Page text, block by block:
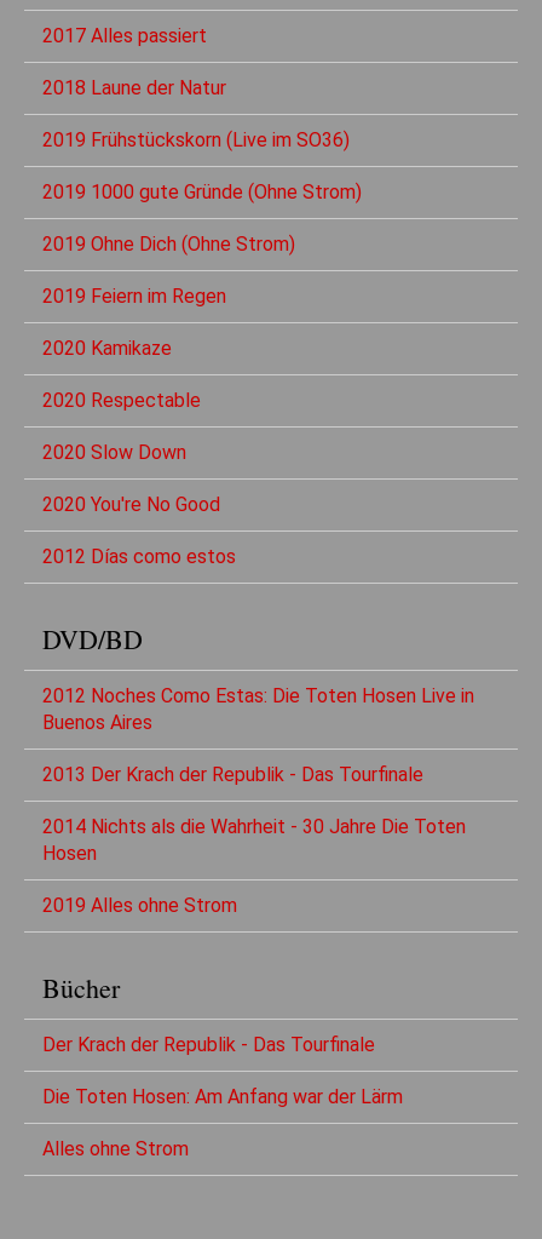
2017 Alles passiert
2018 Laune der Natur
2019 Frühstückskorn (Live im SO36)
2019 1000 gute Gründe (Ohne Strom)
2019 Ohne Dich (Ohne Strom)
2019 Feiern im Regen
2020 Kamikaze
2020 Respectable
2020 Slow Down
2020 You're No Good
2012 Días como estos
DVD/BD
2012 Noches Como Estas: Die Toten Hosen Live in
Buenos Aires
2013 Der Krach der Republik - Das Tourfinale
2014 Nichts als die Wahrheit - 30 Jahre Die Toten
Hosen
2019 Alles ohne Strom
Bücher
Der Krach der Republik - Das Tourfinale
Die Toten Hosen: Am Anfang war der Lärm
Alles ohne Strom